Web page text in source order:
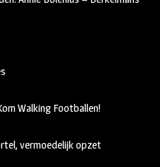
Walking Footballen!
vermoedelijk opzet